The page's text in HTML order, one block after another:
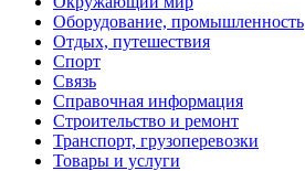
Оборудование, промышленность
Отдых, путешествия
Спорт
Связь
Справочная информация
Строительство и ремонт
Транспорт, грузоперевозки
Товары и услуги